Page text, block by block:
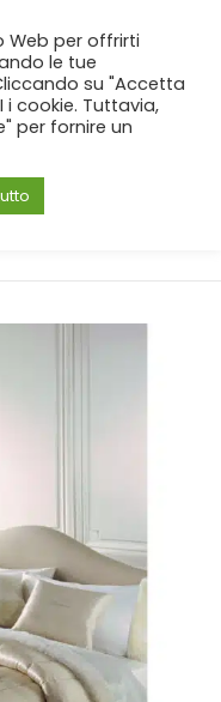
per ordini da 99€!
Web per offrirti
le tue
su "Accetta
i cookie. Tuttavia,
per fornire un